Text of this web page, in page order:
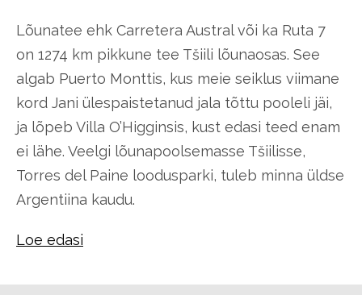
Lõunatee ehk Carretera Austral või ka Ruta 7
on 1274 km pikkune tee Tšiili lõunaosas. See
algab Puerto Monttis, kus meie seiklus viimane
kord Jani ülespaistetanud jala tõttu pooleli jäi,
ja lõpeb Villa O’Higginsis, kust edasi teed enam
ei lähe. Veelgi lõunapoolsemasse Tšiilisse,
Torres del Paine loodusparki, tuleb minna üldse
Argentiina kaudu.
Loe edasi